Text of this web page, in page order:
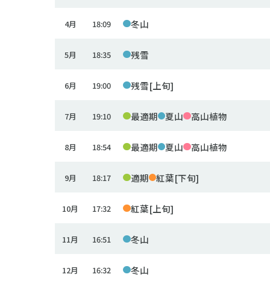
4月 18:09 冬山
5月 18:35 残雪
6月 19:00 残雪[上旬]
7月 19:10 最適期 夏山 高山植物
8月 18:54 最適期 夏山 高山植物
9月 18:17 適期 紅葉[下旬]
10月 17:32 紅葉[上旬]
11月 16:51 冬山
12月 16:32 冬山